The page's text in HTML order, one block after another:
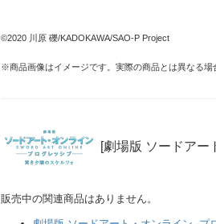
©2020 川原 礫/KADOKAWA/SAO-P Project
※商品画像はイメージです。実際の商品とは異なる場
[劇場版 ソードアー
販売中の関連商品はありません。